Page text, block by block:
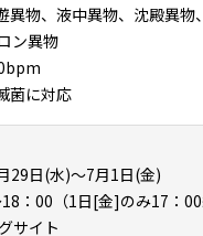
異物、液中異物、沈殿異物
ン異物
菌に対応
29日(水)～7月1日(金)
：00（1日[金]のみ17：00
サイト